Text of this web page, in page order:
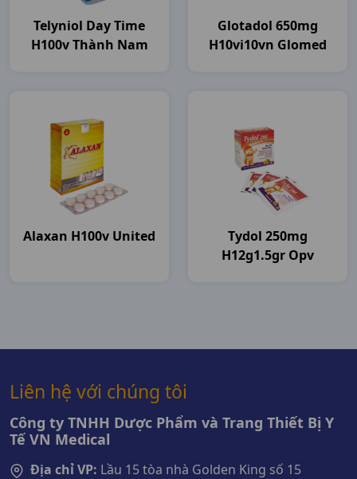
Telyniol Day Time
H100v Thành Nam
Glotadol 650mg
H10vi10vn Glomed
Alaxan H100v United
Tydol 250mg
H12g1.5gr Opv
Liên hệ với chúng tôi
Công ty TNHH Dược Phẩm và Trang Thiết Bị Y
Tế VN Medical
Địa chỉ VP: Lầu 15 tòa nhà Golden King số 15